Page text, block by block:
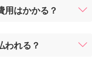
はかかる？
われる？